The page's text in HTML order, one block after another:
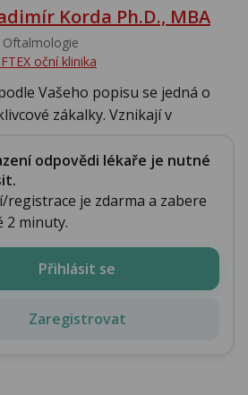
Korda Ph.D., MBA
Oftalmologie
oční klinika
Vašeho popisu se jedná o
zákalky. Vznikají v
odpovědi lékaře je nutné
registrace je zdarma a zabere
2 minuty.
Přihlásit se
Zaregistrovat